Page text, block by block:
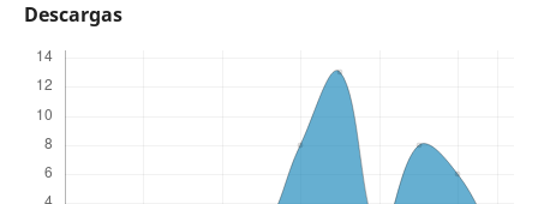
Descargas